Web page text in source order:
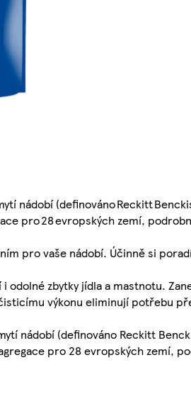
nádobí (definováno Reckitt
pro 28 evropských zemí,
pro vaše nádobí. Účinně si
zbytky jídla a mastnotu.
výkonu eliminují potřebu
nádobí (definováno Reckitt
pro 28 evropských zemí,